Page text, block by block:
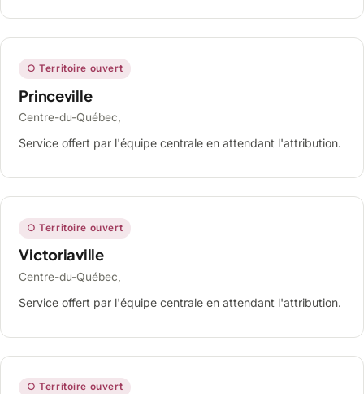
○ Territoire ouvert
Princeville
Centre-du-Québec,
Service offert par l'équipe centrale en attendant l'attribution.
○ Territoire ouvert
Victoriaville
Centre-du-Québec,
Service offert par l'équipe centrale en attendant l'attribution.
○ Territoire ouvert